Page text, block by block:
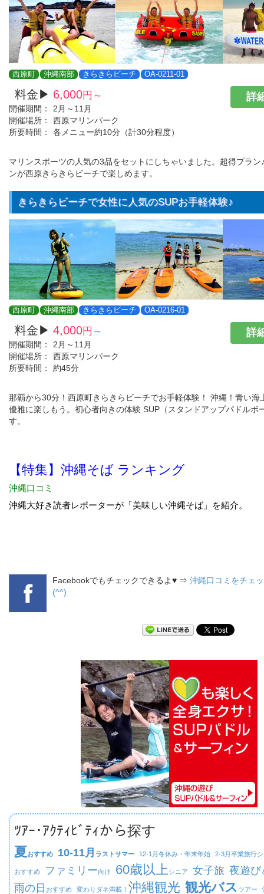
西原町 沖縄南部 きらきらビーチ OA-0211-01
料金▶ 6,000円～
開催期間：
2月～11月
開催場所：
西原マリンパーク
所要時間：
各メニュー約10分（計30分程度）
詳
マリンスポーツの人気の3品をセットにしちゃいました。超得プラ
ンが西原きらきらビーチで楽しめます。
きらきらビーチで女性に人気のSUPお手軽体験♪
西原町 沖縄南部 きらきらビーチ OA-0216-01
料金▶ 4,000円～
開催期間：
2月～11月
開催場所：
西原マリンパーク
所要時間：
約45分
詳
那覇から30分！西原町きらきらビーチでお手軽体験！ 沖縄！青い海
優雅に楽しもう。初心者向きの体験 SUP（スタンドアップパドルボ
す。
Facebookでもチェックできるよ♥ ⇒ 沖縄口コミをチェ
(^^)
ﾂｱｰ･ｱｸﾃｨﾋﾞﾃｨから探す
夏おすすめ 10-11月 ラストサマー 12-1月 冬休み・年末年始 2-3月 卒業旅行
おすすめ ファミリー向け 60歳以上シニア 女子旅 夜遊び
雨の日 おすすめ 変わりダネ満載！ 沖縄観光 観光バス ツアー